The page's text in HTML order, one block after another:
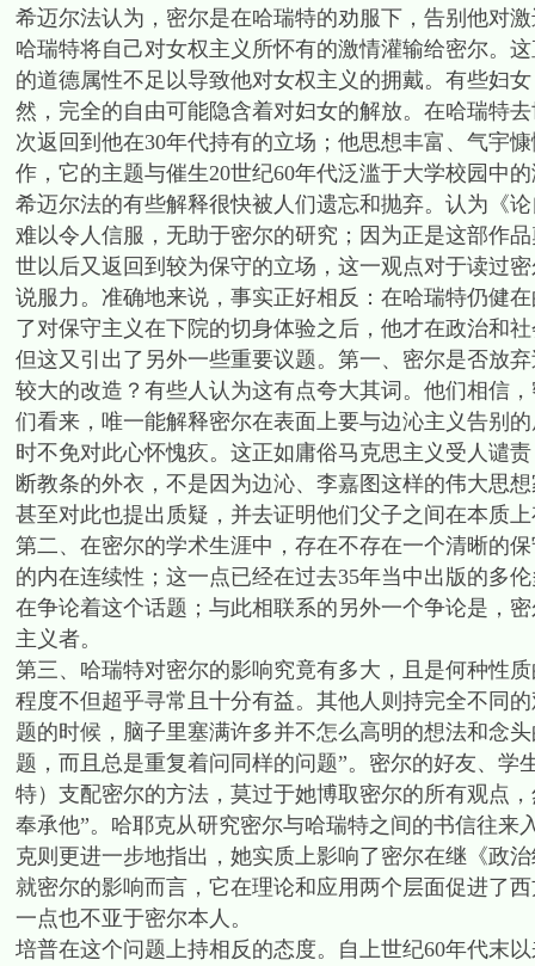
希迈尔法认为，密尔是在哈瑞特的劝服下，告别他对
哈瑞特将自己对女权主义所怀有的激情灌输给密尔。
的道德属性不足以导致他对女权主义的拥戴。有些妇
然，完全的自由可能隐含着对妇女的解放。在哈瑞特
次返回到他在30年代持有的立场；他思想丰富、气宇
作，它的主题与催生20世纪60年代泛滥于大学校园中
希迈尔法的有些解释很快被人们遗忘和抛弃。认为《
难以令人信服，无助于密尔的研究；因为正是这部作
世以后又返回到较为保守的立场，这一观点对于读过
说服力。准确地来说，事实正好相反：在哈瑞特仍健
了对保守主义在下院的切身体验之后，他才在政治和
但这又引出了另外一些重要议题。第一、密尔是否放
较大的改造？有些人认为这有点夸大其词。他们相信
们看来，唯一能解释密尔在表面上要与边沁主义告别
时不免对此心怀愧疚。这正如庸俗马克思主义受人谴
断教条的外衣，不是因为边沁、李嘉图这样的伟大思
甚至对此也提出质疑，并去证明他们父子之间在本质
第二、在密尔的学术生涯中，存在不存在一个清晰的
的内在连续性；这一点已经在过去35年当中出版的多
在争论着这个话题；与此相联系的另外一个争论是，
主义者。
第三、哈瑞特对密尔的影响究竟有多大，且是何种性
程度不但超乎寻常且十分有益。其他人则持完全不同
题的时候，脑子里塞满许多并不怎么高明的想法和念
题，而且总是重复着问同样的问题”。密尔的好友、学
特）支配密尔的方法，莫过于她博取密尔的所有观点
奉承他”。哈耶克从研究密尔与哈瑞特之间的书信往
克则更进一步地指出，她实质上影响了密尔在继《政
就密尔的影响而言，它在理论和应用两个层面促进了
一点也不亚于密尔本人。
培普在这个问题上持相反的态度。自上世纪60年代末